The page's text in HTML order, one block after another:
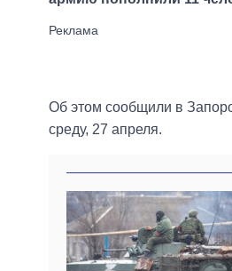
Об этом сообщили в
среду, 27 апреля.